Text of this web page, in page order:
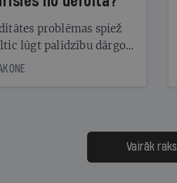
problēmas spiež
lūgt palīdzību dārgo
turētājiem, taču
augstos procentus,
jau trīs dienas
nākamās sapulces
Vairāk